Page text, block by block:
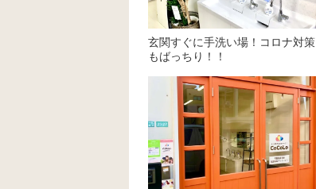
玄関すぐに手洗い場！コロナ対策
もばっちり！！